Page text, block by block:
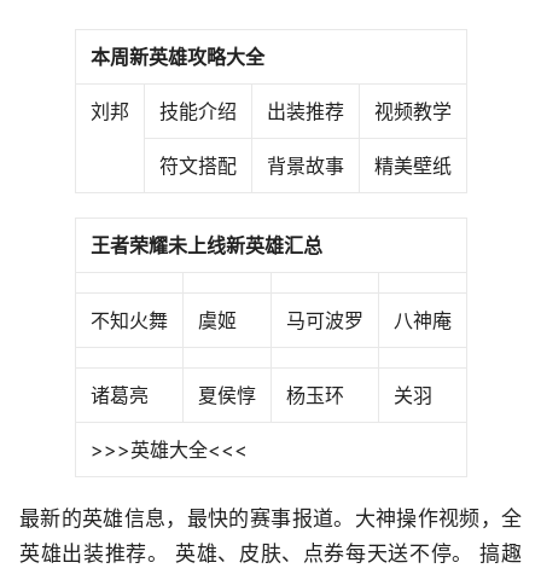
本周新英雄攻略大全
刘邦 技能介绍 出装推荐 视频教学
符文搭配 背景故事 精美壁纸
王者荣耀未上线新英雄汇总
不知火舞 虞姬 马可波罗 八神庵
诸葛亮 夏侯惇 杨玉环 关羽
>>>英雄大全<<<
最新的英雄信息，最快的赛事报道。大神操作视频，全
英雄出装推荐。 英雄、皮肤、点券每天送不停。 搞趣